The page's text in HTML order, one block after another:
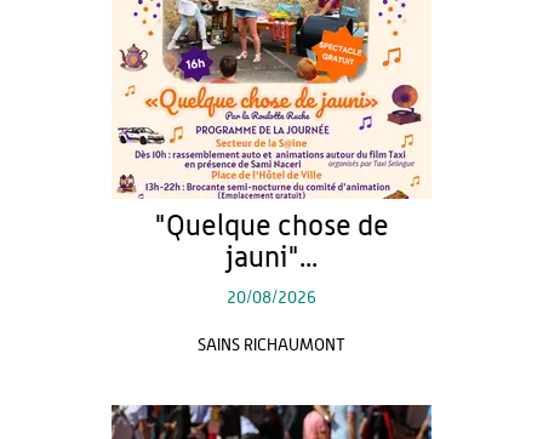
"Quelque chose de
jauni"...
20/08/2026
SAINS RICHAUMONT